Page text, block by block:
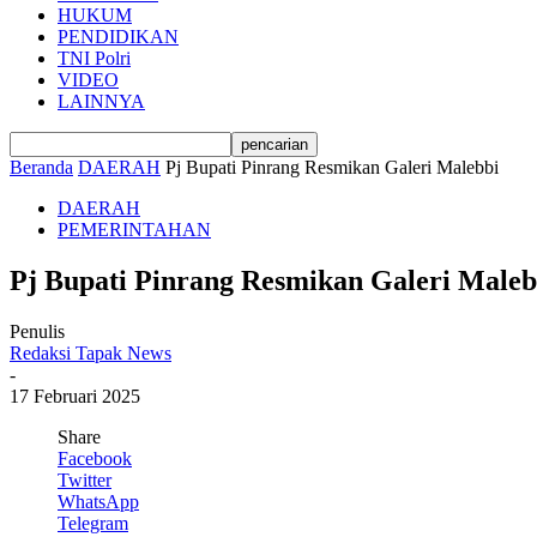
HUKUM
PENDIDIKAN
TNI Polri
VIDEO
LAINNYA
Beranda DAERAH Pj Bupati Pinrang Resmikan Galeri Malebbi
DAERAH
PEMERINTAHAN
Pj Bupati Pinrang Resmikan Galeri
Penulis
Redaksi Tapak News
-
17 Februari 2025
Share
Facebook
Twitter
WhatsApp
Telegram